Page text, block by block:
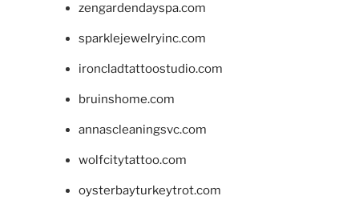
zengardendayspa.com
sparklejewelryinc.com
ironcladtattoostudio.com
bruinshome.com
annascleaningsvc.com
wolfcitytattoo.com
oysterbayturkeytrot.com